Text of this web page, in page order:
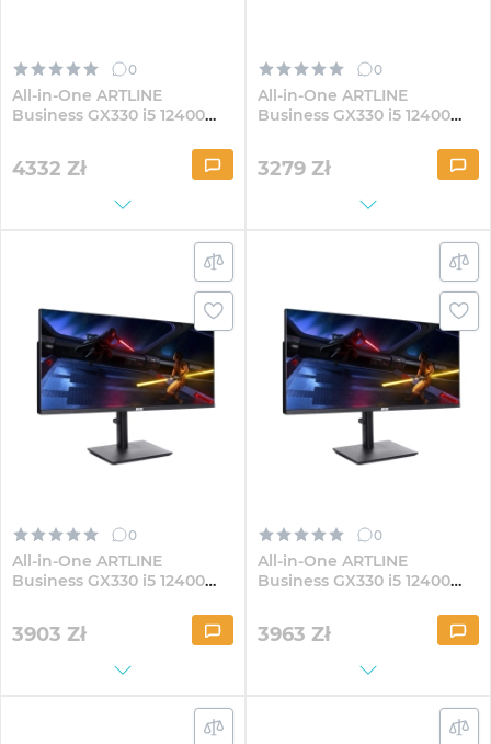
0
All-in-One ARTLINE
Business GX330 i5 12400
4332 Zł
0
All-in-One ARTLINE
Business GX330 i5 12400
3279 Zł
0
All-in-One ARTLINE
Business GX330 i5 12400
3903 Zł
0
All-in-One ARTLINE
Business GX330 i5 12400
3963 Zł